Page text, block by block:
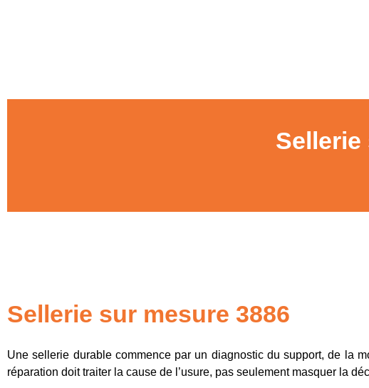
Sellerie
Sellerie sur mesure 3886
Une sellerie durable commence par un diagnostic du support, de la
réparation doit traiter la cause de l’usure, pas seulement masquer la